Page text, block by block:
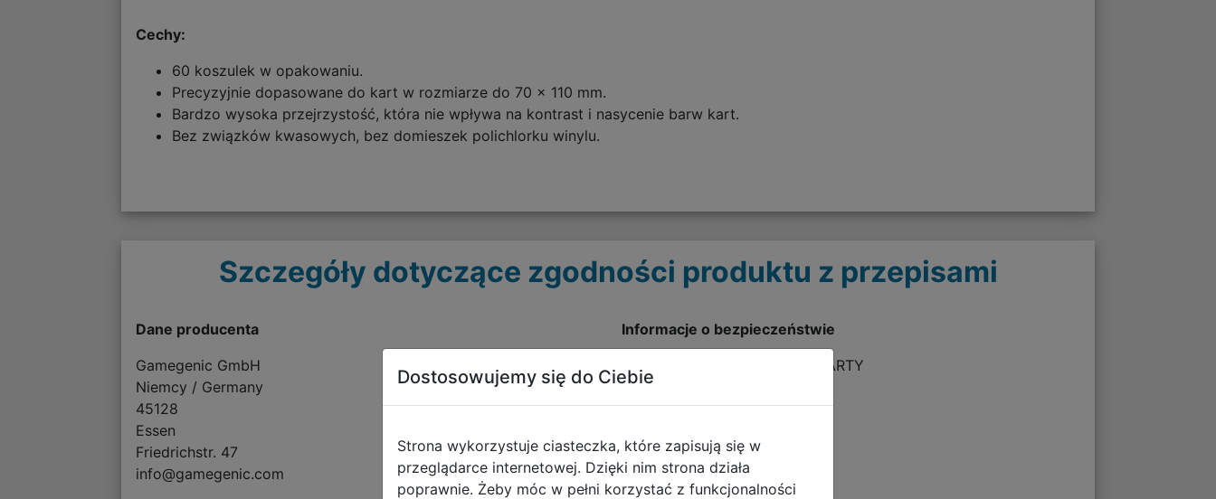
Cechy:
60 koszulek w opakowaniu.
Precyzyjnie dopasowane do kart w rozmiarze do 70 x 110 mm.
Bardzo wysoka przejrzystość, która nie wpływa na kontrast i nasycenie barw kart.
Bez związków kwasowych, bez domieszek polichlorku winylu.
Szczegóły dotyczące zgodności produktu z przepisami
Dane producenta
Gamegenic GmbH
Niemcy / Germany
45128
Essen
Friedrichstr. 47
info@gamegenic.com
Informacje o bezpieczeństwie
Ostrzeżenia - KOSZULKI NA KARTY
pobierz plik
Dostosowujemy się do Ciebie
Strona wykorzystuje ciasteczka, które zapisują się w
przeglądarce internetowej. Dzięki nim strona działa
poprawnie. Żeby móc w pełni korzystać z funkcjonalności